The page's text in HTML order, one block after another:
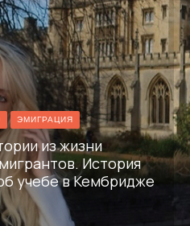
ЭМИГРАЦИЯ
из жизни
История
учебе в Кембридже